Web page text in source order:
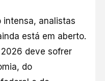
intensa, analistas
está em aberto.
deve sofrer
do